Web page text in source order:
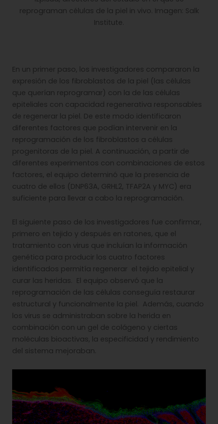
reprograman células de la piel in vivo. Imagen: Salk
Institute.
En un primer paso, los investigadores compararon la
expresión de los fibroblastos de la piel (las células
que querían reprogramar) con la de las células
epiteliales con capacidad regenerativa responsables
de regenerar la piel. De este modo identificaron
diferentes factores que podían intervenir en la
reprogramación de los fibroblastos a células
progenitoras de la piel. A continuación, a partir de
diferentes experimentos con combinaciones de estos
factores, el equipo determinó que la presencia de
cuatro de ellos (DNP63A, GRHL2, TFAP2A y MYC) era
suficiente para llevar a cabo la reprogramación.
El siguiente paso de los investigadores fue confirmar,
primero en tejido y después en ratones, que el
tratamiento con virus que incluían la información
genética para producir los cuatro factores
identificados permitía regenerar el tejido epitelial y
curar las heridas. El equipo observó que la
reprogramación de las células conseguía restaurar
estructural y funcionalmente la piel. Además, cuando
los virus se administraban sobre la herida en
combinación con un gel de colágeno y ciertas
moléculas bioactivas, la especificidad y rendimiento
del sistema mejoraban.